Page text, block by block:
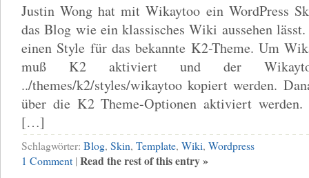
Justin Wong hat mit Wikaytoo ein WordPress
das Blog wie ein klassisches Wiki aussehen
einen Style für das bekannte K2-Theme. Um
muß K2 aktiviert und der
../themes/k2/styles/wikaytoo kopiert werden.
über die K2 Theme-Optionen aktiviert
[…]
Schlagwörter: Blog, Skin, Template, Wiki, Wordpress
1 Comment | Read the rest of this entry »